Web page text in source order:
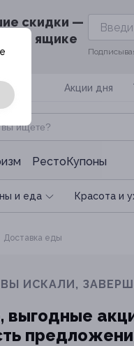
скидки —
ящике
Акции дня
РестоКупоны
и еда Красота и
Доставка еды
ИСКАЛИ,